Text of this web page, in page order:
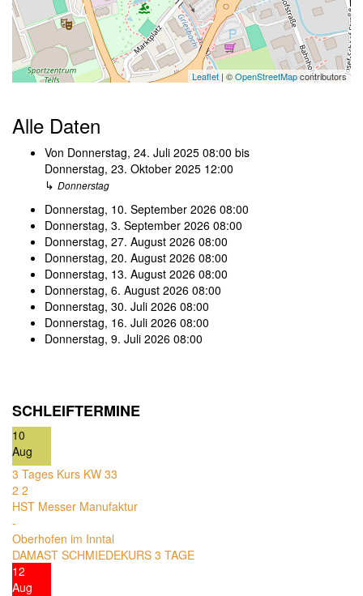
Leaflet | ©OpenStreetMapcontributors
Alle Daten
Von Donnerstag, 24. Juli 2025 08:00 bis
Donnerstag, 23. Oktober 2025 12:00
↳ Donnerstag
Donnerstag, 10. September 2026 08:00
Donnerstag, 3. September 2026 08:00
Donnerstag, 27. August 2026 08:00
Donnerstag, 20. August 2026 08:00
Donnerstag, 13. August 2026 08:00
Donnerstag, 6. August 2026 08:00
Donnerstag, 30. Juli 2026 08:00
Donnerstag, 16. Juli 2026 08:00
Donnerstag, 9. Juli 2026 08:00
SCHLEIFTERMINE
10
Aug
3 Tages Kurs KW 33
2 2
HST Messer Manufaktur
-
Oberhofen im Inntal
DAMAST SCHMIEDEKURS 3 TAGE
12
Aug